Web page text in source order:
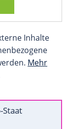
Inhalte
Mehr